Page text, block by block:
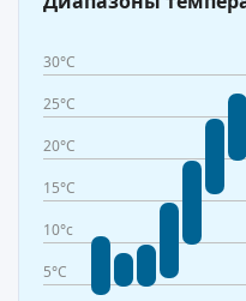
30°C
25°C
20°C
15°C
10°c
5°C